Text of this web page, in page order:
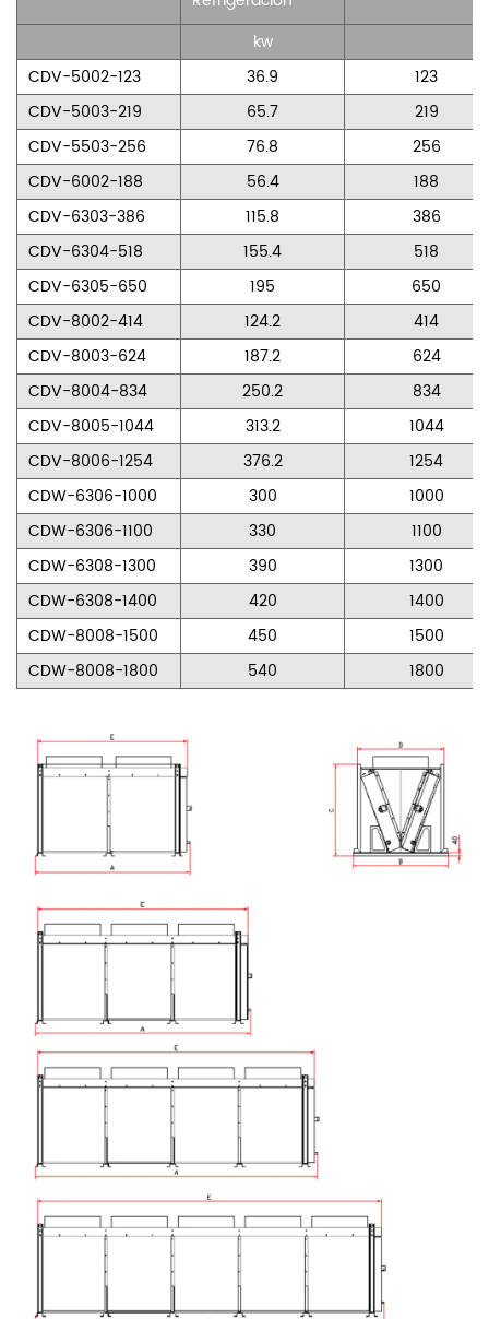
kw
CDV-5002-123
36.9
123
CDV-5003-219
65.7
219
CDV-5503-256
76.8
256
CDV-6002-188
56.4
188
CDV-6303-386
115.8
386
CDV-6304-518
155.4
518
CDV-6305-650
195
650
CDV-8002-414
124.2
414
CDV-8003-624
187.2
624
CDV-8004-834
250.2
834
CDV-8005-1044
313.2
1044
CDV-8006-1254
376.2
1254
CDW-6306-1000
300
1000
CDW-6306-1100
330
1100
CDW-6308-1300
390
1300
CDW-6308-1400
420
1400
CDW-8008-1500
450
1500
CDW-8008-1800
540 1800